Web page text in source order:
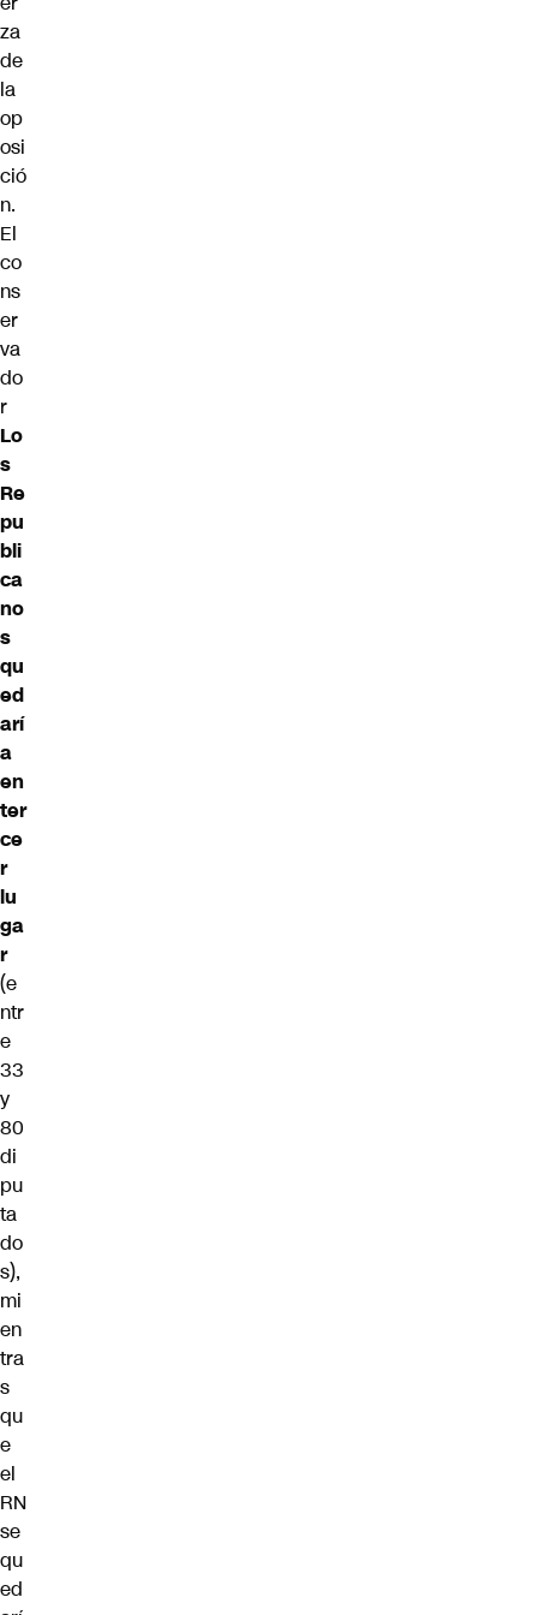
za
de
la
op
osi
ció
n.
El
co
ns
er
va
do
r
Lo
s
Re
pu
bli
ca
no
s
qu
ed
arí
a
en
ter
ce
r
lu
ga
r
(e
ntr
e
33
y
80
di
pu
ta
do
s),
mi
en
tra
s
qu
e
el
RN
se
qu
ed